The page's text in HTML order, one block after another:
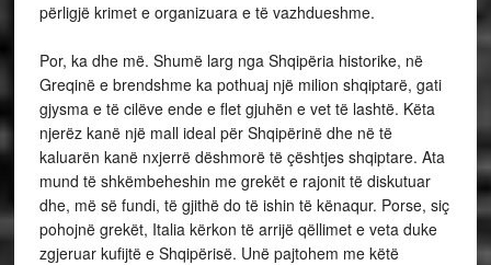
përligjë krimet e organizuara e të vazhdueshme.
Por, ka dhe më. Shumë larg nga Shqipëria historike, në
Greqinë e brendshme ka pothuaj një milion shqiptarë, gati
gjysma e të cilëve ende e flet gjuhën e vet të lashtë. Këta
njerëz kanë një mall ideal për Shqipërinë dhe në të
kaluarën kanë nxjerrë dëshmorë të çështjes shqiptare. Ata
mund të shkëmbeheshin me grekët e rajonit të diskutuar
dhe, më së fundi, të gjithë do të ishin të kënaqur. Porse, siç
pohojnë grekët, Italia kërkon të arrijë qëllimet e veta duke
zgjeruar kufijtë e Shqipërisë. Unë pajtohem me këtë